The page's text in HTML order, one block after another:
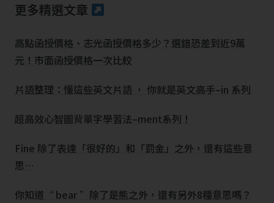
更多精選文章
高點函授價格、志光函授價格多少？選錯恐差到近9萬
元！市面函授價格一次比較
片語整理：懂這些英文片語 ， 你就是英文高手–in 系列
超高效心智圖背單字學習法–ment系列！
Fine 除了表達「很好的」和「罰金」之外，還有這些意
思…
你知道“ bear ”除了是熊之外，還有另外8種意思嗎？